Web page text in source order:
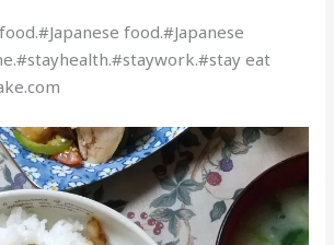
food.#Japanese
eat